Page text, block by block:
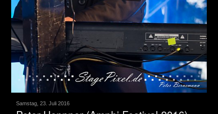
Samstag, 23. Juli 2016